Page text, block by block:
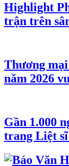
Highlight
trận trên
Thương
năm 2026
Gần 1.000
trang Liệt